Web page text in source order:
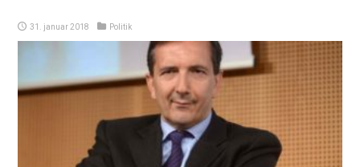
31. januar 2018 Politik